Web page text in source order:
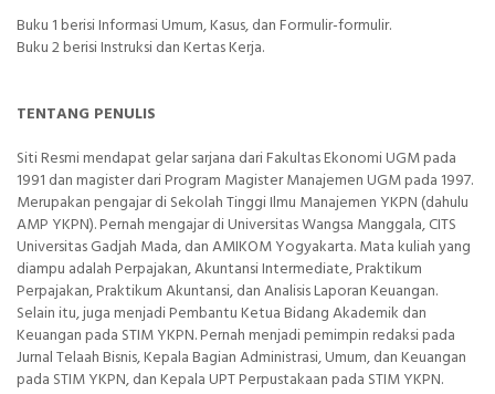
Buku 1 berisi Informasi Umum, Kasus, dan Formulir-formulir.
Buku 2 berisi Instruksi dan Kertas Kerja.
TENTANG PENULIS
Siti Resmi mendapat gelar sarjana dari Fakultas Ekonomi UGM pada
1991 dan magister dari Program Magister Manajemen UGM pada 1997.
Merupakan pengajar di Sekolah Tinggi Ilmu Manajemen YKPN (dahulu
AMP YKPN). Pernah mengajar di Universitas Wangsa Manggala, CITS
Universitas Gadjah Mada, dan AMIKOM Yogyakarta. Mata kuliah yang
diampu adalah Perpajakan, Akuntansi Intermediate, Praktikum
Perpajakan, Praktikum Akuntansi, dan Analisis Laporan Keuangan.
Selain itu, juga menjadi Pembantu Ketua Bidang Akademik dan
Keuangan pada STIM YKPN. Pernah menjadi pemimpin redaksi pada
Jurnal Telaah Bisnis, Kepala Bagian Administrasi, Umum, dan Keuangan
pada STIM YKPN, dan Kepala UPT Perpustakaan pada STIM YKPN.